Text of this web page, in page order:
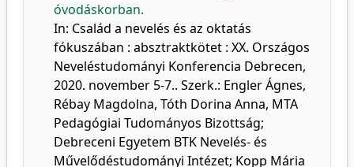
óvodáskorban.
In: Család a nevelés és az oktatás
fókuszában : absztraktkötet : XX. Országos
Neveléstudományi Konferencia Debrecen,
2020. november 5-7.. Szerk.: Engler Ágnes,
Rébay Magdolna, Tóth Dorina Anna, MTA
Pedagógiai Tudományos Bizottság;
Debreceni Egyetem BTK Nevelés- és
Művelődéstudományi Intézet; Kopp Mária